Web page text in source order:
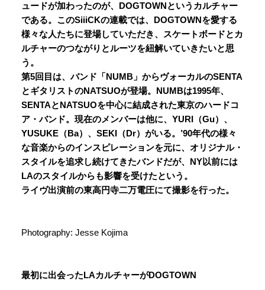
ュードが加わったのが、DOGTOWNというカルチャー
である。このSiiiCKの連載では、DOGTOWNを愛する
様々な人たちに登場していただき、スケートボードとカ
ルチャーのつながりとルーツを紐解いていきたいと思
う。
第5回目は、バンド「NUMB」からヴォーカルのSENTA
とギタリストのNATSUOが登場。NUMBは1995年、
SENTAとNATSUOを中心に結成された東京のハードコ
ア・バンド。現在のメンバーは他に、YURI（Gu）、
YUSUKE（Ba）、SEKI（Dr）がいる。’90年代の様々
な音楽からのインスピレーションを元に、オリジナル・
スタイルを追求し続けてきたバンドだが、NY以前には
LAのスタイルからも影響を受けたという。
ライヴ出演前の東高円寺二万電圧にて撮影を行った。
Photography: Jesse Kojima
最初に出会ったLAカルチャーがDOGTOWN